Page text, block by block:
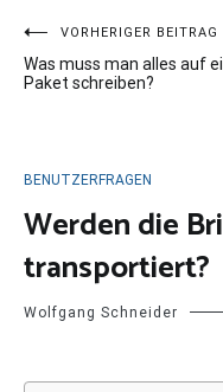
VORHERIGER BEITRAG
Was muss man alles auf
Paket schreiben?
BENUTZERFRAGEN
Werden die
transportiert?
Wolfgang Schneider